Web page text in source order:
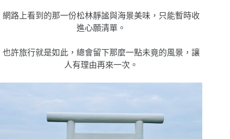
網路上看到的那一份松林靜謐與海景美味，只能暫時收
進心願清單。
也許旅行就是如此，總會留下那麼一點未竟的風景，讓
人有理由再來一次。